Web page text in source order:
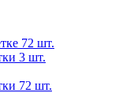
72 шт.
3 шт.
72 шт.